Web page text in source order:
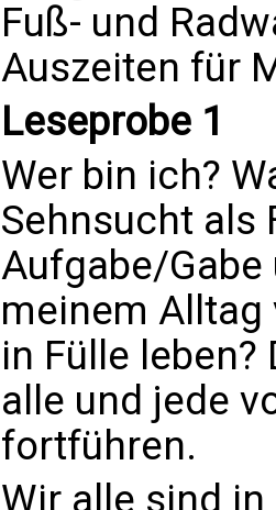
Fuß- und
Auszeiten für
Leseprobe 1
Wer bin ich?
Sehnsucht als
Aufgabe/
meinem
in Fülle
alle und jede
fortführen.
Wir alle sind